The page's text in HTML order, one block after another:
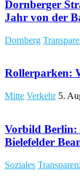
​Dornberger
Jahr von der
Dornberg
​Rollerparken:
Mitte Verkehr 5.
Vorbild Berlin:
Bielefelder
Soziales